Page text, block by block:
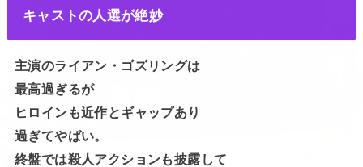
キャストの人選が絶妙
主演のライアン・ゴズリングは
最高過ぎるが
ヒロインも近作とギャップあり
過ぎてやばい。
終盤では殺人アクションも披露して